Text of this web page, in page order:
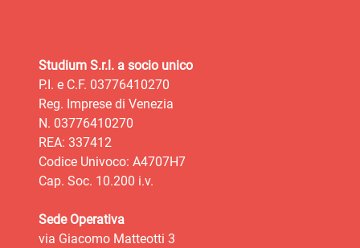
Studium S.r.l. a socio unico
P.I. e C.F. 03776410270
Reg. Imprese di Venezia
N. 03776410270
REA: 337412
Codice Univoco: A4707H7
Cap. Soc. 10.200 i.v.
Sede Operativa
via Giacomo Matteotti 3